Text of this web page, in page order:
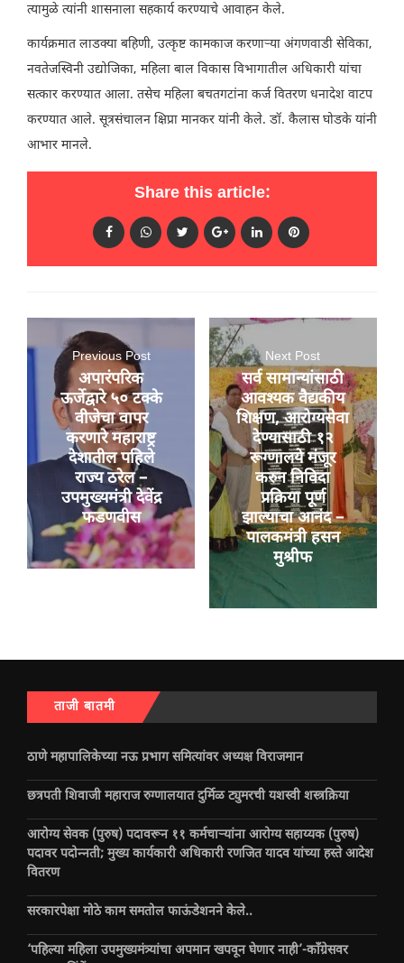
त्यामुळे त्यांनी शासनाला सहकार्य करण्याचे आवाहन केले.
कार्यक्रमात लाडक्या बहिणी, उत्कृष्ट कामकाज करणाऱ्या अंगणवाडी सेविका,
नवतेजस्विनी उद्योजिका, महिला बाल विकास विभागातील अधिकारी यांचा
सत्कार करण्यात आला. तसेच महिला बचतगटांना कर्ज वितरण धनादेश वाटप
करण्यात आले. सूत्रसंचालन क्षिप्रा मानकर यांनी केले. डॉ. कैलास घोडके यांनी
आभार मानले.
Share this article:
Previous Post
अपारंपरिक
ऊर्जेद्वारे ५० टक्के
वीजेचा वापर
करणारे महाराष्ट्र
देशातील पहिले
राज्य ठरेल –
उपमुख्यमंत्री देवेंद्र
फडणवीस
Next Post
सर्व सामान्यांसाठी
आवश्यक वैद्यकीय
शिक्षण, आरोग्यसेवा
देण्यासाठी १२
रूग्णालये मंजूर
करुन निविदा
प्रक्रिया पूर्ण
झाल्याचा आनंद –
पालकमंत्री हसन
मुश्रीफ
ताजी बातमी
ठाणे महापालिकेच्या नऊ प्रभाग समित्यांवर अध्यक्ष विराजमान
छत्रपती शिवाजी महाराज रुग्णालयात दुर्मिळ ट्युमरची यशस्वी शस्त्रक्रिया
आरोग्य सेवक (पुरुष) पदावरून ११ कर्मचाऱ्यांना आरोग्य सहाय्यक (पुरुष)
पदावर पदोन्नती; मुख्य कार्यकारी अधिकारी रणजित यादव यांच्या हस्ते आदेश
वितरण
सरकारपेक्षा मोठे काम समतोल फाऊंडेशनने केले..
‘पहिल्या महिला उपमुख्यमंत्र्यांचा अपमान खपवून घेणार नाही’-काँग्रेसवर